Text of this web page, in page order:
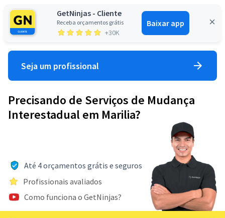
GetNinjas - Cliente
Receba orçamentos grátis
+30K
Baixar app
Entrar
Seja um profissional
Precisando de Serviços de Mudança
Interestadual em Marilia?
Até 4 orçamentos grátis e seguros
Profissionais avaliados
Como funciona o GetNinjas?